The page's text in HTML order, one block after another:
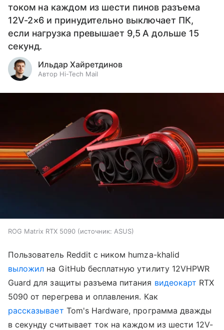
током на каждом из шести пинов разъема
12V-2×6 и принудительно выключает ПК,
если нагрузка превышает 9,5 А дольше 15
секунд.
Ильдар Хайретдинов
Автор Hi-Tech Mail
ROG Matrix RTX 5090 источник: ASUS
Пользователь Reddit с ником humza-khalid
выложил на GitHub бесплатную утилиту 12VHPWR
Guard для защиты разъема питания видеокарт RTX
5090 от перегрева и оплавления. Как
рассказывает Tom's Hardware, программа дважды
в секунду считывает ток на каждом из шести 12V-